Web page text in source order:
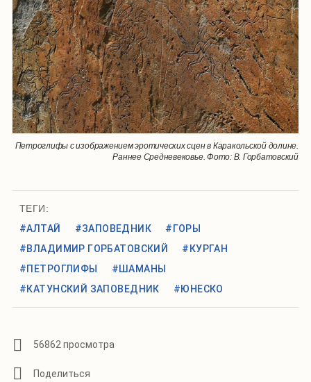
Петроглифы с изображением эротических сцен в Каракольской долине.
Раннее Средневековье. Фото: В. Горбатовский
ТЕГИ:
#АЛТАЙ
#ЗАПОВЕДНИК
#ГОРЫ
#ВЛАДИМИР ГОРБАТОВСКИЙ
#КУРГАН
#ПЕТРОГЛИФЫ
#ШАМАНЫ
#КАТУНСКИЙ ЗАПОВЕДНИК
#ЮНЕСКО
56862 просмотра